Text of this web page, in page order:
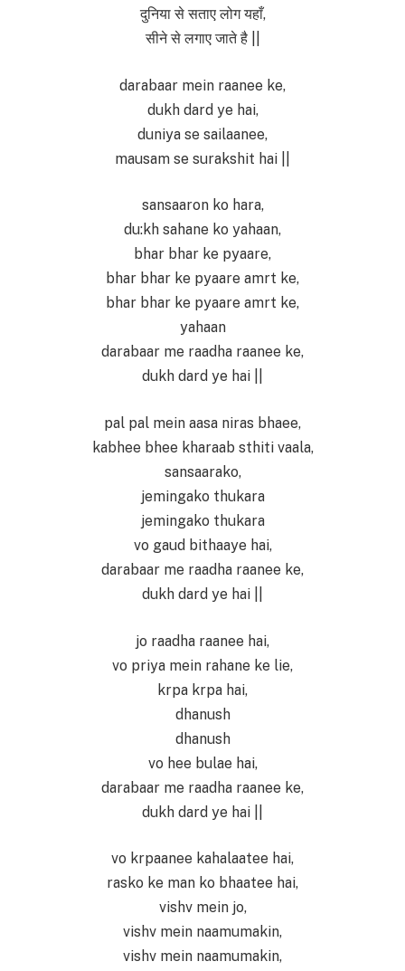
दुनिया से सताए लोग यहाँ,
सीने से लगाए जाते है ||
darabaar mein raanee ke,
dukh dard ye hai,
duniya se sailaanee,
mausam se surakshit hai ||
sansaaron ko hara,
du:kh sahane ko yahaan,
bhar bhar ke pyaare,
bhar bhar ke pyaare amrt ke,
bhar bhar ke pyaare amrt ke,
yahaan
darabaar me raadha raanee ke,
dukh dard ye hai ||
pal pal mein aasa niras bhaee,
kabhee bhee kharaab sthiti vaala,
sansaarako,
jemingako thukara
jemingako thukara
vo gaud bithaaye hai,
darabaar me raadha raanee ke,
dukh dard ye hai ||
jo raadha raanee hai,
vo priya mein rahane ke lie,
krpa krpa hai,
dhanush
dhanush
vo hee bulae hai,
darabaar me raadha raanee ke,
dukh dard ye hai ||
vo krpaanee kahalaatee hai,
rasko ke man ko bhaatee hai,
vishv mein jo,
vishv mein naamumakin,
vishv mein naamumakin,